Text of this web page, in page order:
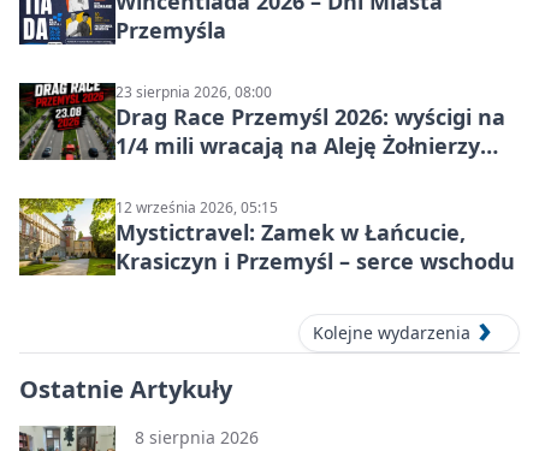
Przemyśla
23 sierpnia 2026, 08:00
Drag Race Przemyśl 2026: wyścigi na
1/4 mili wracają na Aleję Żołnierzy
12 września 2026, 05:15
Mystictravel: Zamek w Łańcucie,
Krasiczyn i Przemyśl – serce wschodu
Kolejne wydarzenia
Ostatnie Artykuły
8 sierpnia 2026